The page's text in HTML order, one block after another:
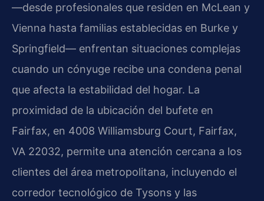
—desde profesionales que residen en McLean y
Vienna hasta familias establecidas en Burke y
Springfield— enfrentan situaciones complejas
cuando un cónyuge recibe una condena penal
que afecta la estabilidad del hogar. La
proximidad de la ubicación del bufete en
Fairfax, en 4008 Williamsburg Court, Fairfax,
VA 22032, permite una atención cercana a los
clientes del área metropolitana, incluyendo el
corredor tecnológico de Tysons y las